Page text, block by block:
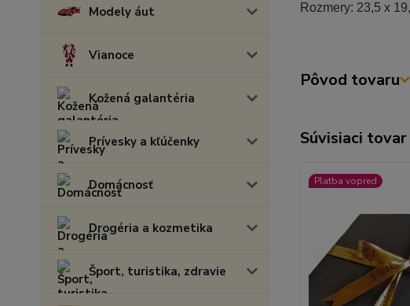
Modely áut
Vianoce
Kožená galantéria
Prívesky a kľúčenky
Domácnosť
Drogéria a kozmetika
Šport, turistika, zdravie
Rozmery: 23,5 x
Pôvod tovaru
Súvisiaci tovar
Platba vopred